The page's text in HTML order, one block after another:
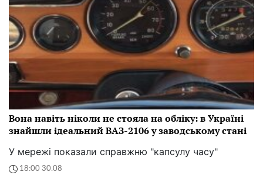
Вона навіть ніколи не стояла на обліку: в Україні
знайшли ідеальний ВАЗ-2106 у заводському стані
У мережі показали справжню "капсулу часу"
18:00 30.08